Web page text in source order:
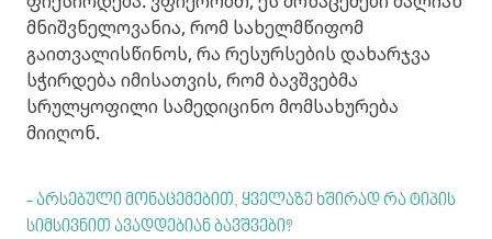
მნიშვნელოვანია, რომ სახელმწიფომ
გაითვალისწინოს, რა რესურსების დახარჯვა
სჭირდება იმისათვის, რომ ბავშვებმა
სრულყოფილი სამედიცინო მომსახურება
მიიღონ.
- არსებული მონაცემებით, ყველაზე ხშირად რა ტიპის
სიმსივნით ავადდებიან ბავშვები?